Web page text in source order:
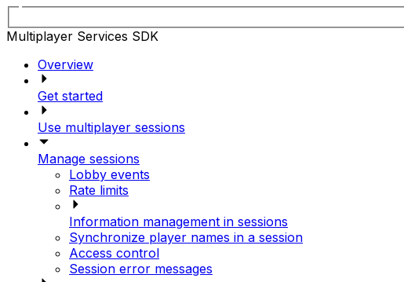
Multiplayer Services SDK
Overview
Get started
Use multiplayer sessions
Manage sessions
Lobby events
Rate limits
Information management in sessions
Synchronize player names in a session
Access control
Session error messages